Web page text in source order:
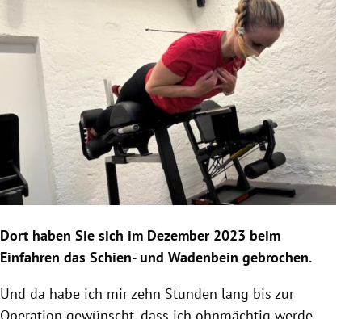
Dort haben Sie sich im Dezember 2023 beim
Einfahren das Schien- und Wadenbein gebrochen.
Und da habe ich mir zehn Stunden lang bis zur
Operation gewünscht, dass ich ohnmächtig werde